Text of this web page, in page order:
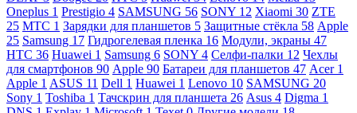
Oneplus 1 Prestigio 4 SAMSUNG 56 SONY 12 Xiaomi 30 ZTE
25 МТС 1 Зарядки для планшетов 5 Защитные стёкла 58 Apple
25 Samsung 17 Гидрогелевая пленка 16 Модули, экраны 47
HTC 36 Huawei 1 Samsung 6 SONY 4 Селфи-палки 12 Чехлы
для смартфонов 90 Apple 90 Батареи для планшетов 47 Acer 1
Apple 1 ASUS 11 Dell 1 Huawei 1 Lenovo 10 SAMSUNG 20
Sony 1 Toshiba 1 Тачскрин для планшета 26 Asus 4 Digma 1